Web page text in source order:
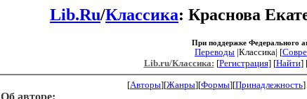
Lib.Ru/Классика: Краснова
При поддержке Федерального
Переводы |Классика| [
Lib.ru/Классика: [Регистрация] [Найти]
[Авторы][Жанры][Формы][Принадлежность]